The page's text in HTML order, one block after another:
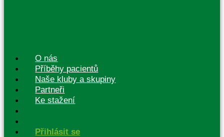
O nás
Příběhy pacientů
Naše kluby a skupiny
Partneři
Ke stažení
Přihlásit se